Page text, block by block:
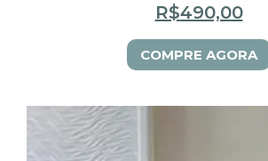
R$490,00
COMPRE AGORA